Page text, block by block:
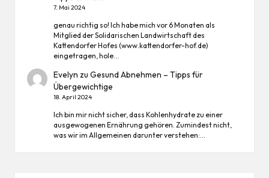
7. Mai 2024
genau richtig so! Ich habe mich vor 6 Monaten als
Mitglied der Solidarischen Landwirtschaft des
Kattendorfer Hofes (www.kattendorfer-hof.de)
eingetragen, hole…
Evelyn zuGesund Abnehmen – Tipps für
Übergewichtige
18. April 2024
Ich bin mir nicht sicher, dass Kohlenhydrate zu einer
ausgewogenen Ernährung gehören. Zumindest nicht,
was wir im Allgemeinen darunter verstehen:…